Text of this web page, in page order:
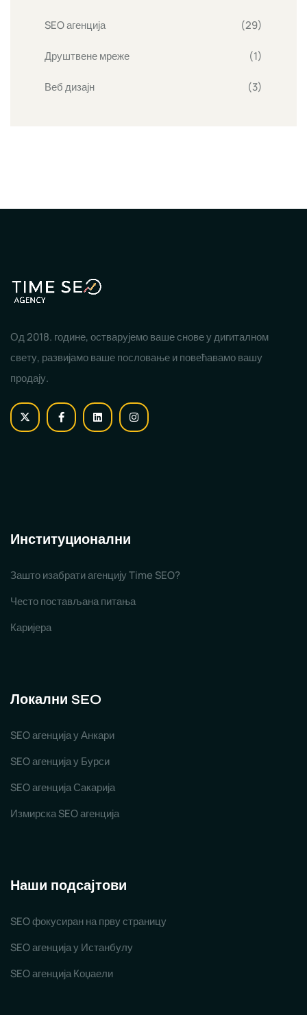
SEO агенција (29)
Друштвене мреже (1)
Веб дизајн (3)
Од 2018. године, остварујемо ваше снове у дигиталном
свету, развијамо ваше пословање и повећавамо вашу
продају.
Институционални
Зашто изабрати агенцију Time SEO?
Често постављана питања
Каријера
Локални SEO
SEO агенција у Анкари
SEO агенција у Бурси
SEO агенција Сакарија
Измирска SEO агенција
Наши подсајтови
SEO фокусиран на прву страницу
SEO агенција у Истанбулу
SEO агенција Коџаели